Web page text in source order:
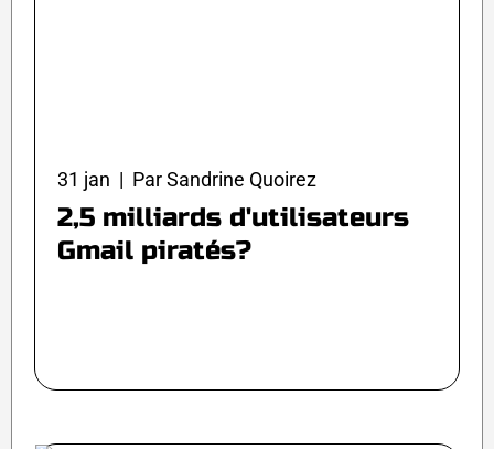
31 jan | Par Sandrine Quoirez
2,5 milliards d'utilisateurs
Gmail piratés?